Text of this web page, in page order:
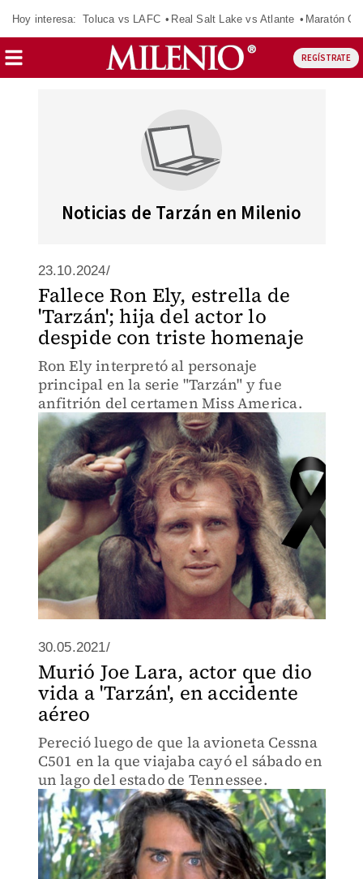
Hoy interesa: Toluca vs LAFC Real Salt Lake vs Atlante Maratón
REGÍSTRATE
Noticias de Tarzán en Milenio
23.10.2024/
Fallece Ron Ely, estrella de
'Tarzán'; hija del actor lo
despide con triste homenaje
Ron Ely interpretó al personaje
principal en la serie "Tarzán" y fue
anfitrión del certamen Miss America.
30.05.2021/
Murió Joe Lara, actor que dio
vida a 'Tarzán', en accidente
aéreo
Pereció luego de que la avioneta Cessna
C501 en la que viajaba cayó el sábado en
un lago del estado de Tennessee.